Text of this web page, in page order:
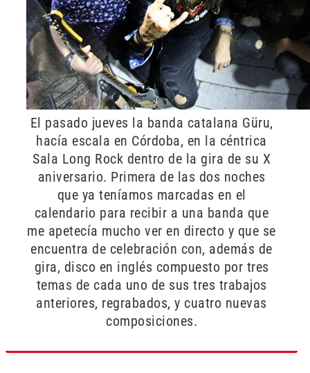
El pasado jueves la banda catalana Güru,
hacía escala en Córdoba, en la céntrica
Sala Long Rock dentro de la gira de su X
aniversario. Primera de las dos noches
que ya teníamos marcadas en el
calendario para recibir a una banda que
me apetecía mucho ver en directo y que se
encuentra de celebración con, además de
gira, disco en inglés compuesto por tres
temas de cada uno de sus tres trabajos
anteriores, regrabados, y cuatro nuevas
composiciones.